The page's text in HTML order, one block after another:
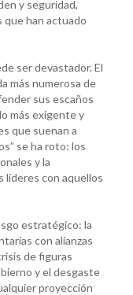
y seguridad,
que han actuado
ser devastador. El
más numerosa de
sus escaños
más exigente y
que suenan a
se ha roto: los
y la
líderes con aquellos
estratégico: la
con alianzas
de figuras
y el desgaste
proyección